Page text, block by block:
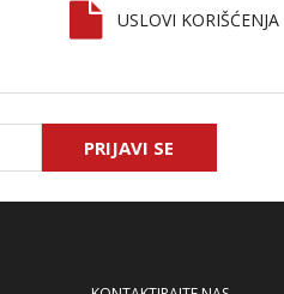
USLOVI KORIŠĆENJA
PRIJAVI SE